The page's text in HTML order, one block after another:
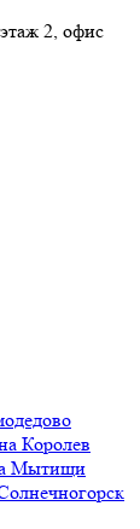
2, офис
Королев
Мытищи